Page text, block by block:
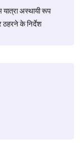
अस्थायी रूप
ठहरने के निर्देश